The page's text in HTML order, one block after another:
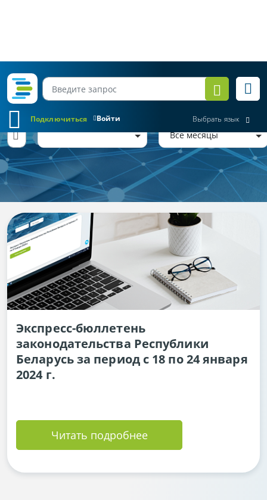
Обзор законодательства
Все месяцы
Экспресс-бюллетень
законодательства Республики
Беларусь за период с 18 по 24 января
2024 г.
Читать подробнее